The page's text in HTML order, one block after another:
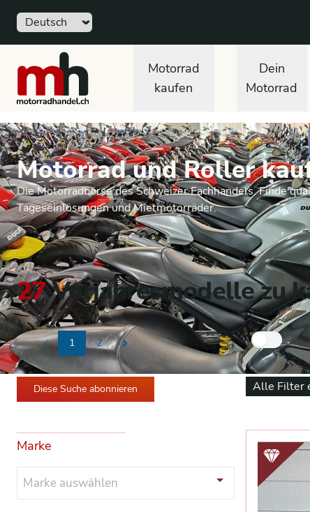
Sprache
motorradhandel.ch
Motorrad
kaufen
Dein
Motorrad
Motorrad und Roller
Die Motorradbörse des Schweizer Fachhandels. Finde
Tageseinlösungen und Mietmotorräder.
27Vorjahresmodelle zu
Previous
1 2 Next
Diese Suche abonnieren Alle Filter
Marke
Marke auswählen